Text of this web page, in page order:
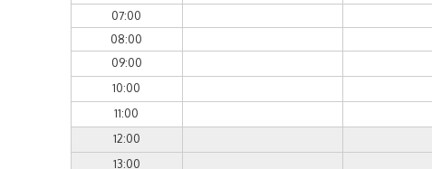
07:00
08:00
09:00
10:00
11:00
12:00
13:00